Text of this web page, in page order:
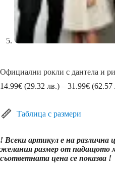
Официални рокли с дантела и
14.99€ (29.32 лв.) – 31.99€ (62.57
Таблица с размери
! Всеки артикул е на различна
желания размер от падащото
съответната цена се показва !